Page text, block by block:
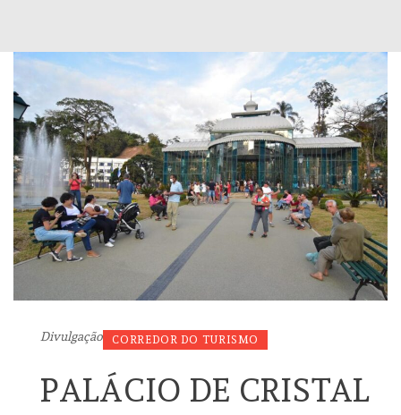
Divulgação CORREDOR DO TURISMO
PALÁCIO DE CRISTAL